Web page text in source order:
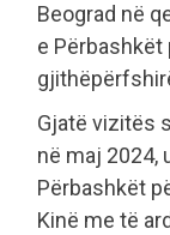
Beograd në
e
Gjatë vizitës
në maj 2024,
Përbashkët
Kinë me të